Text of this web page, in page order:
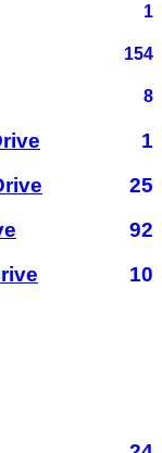
1
154
8
1
25
92
10